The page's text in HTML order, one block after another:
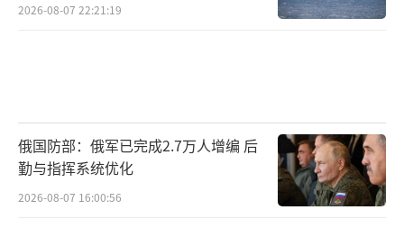
2026-08-07 22:21:19
俄国防部：俄军已完成2.7万人增编 后
勤与指挥系统优化
2026-08-07 16:00:56